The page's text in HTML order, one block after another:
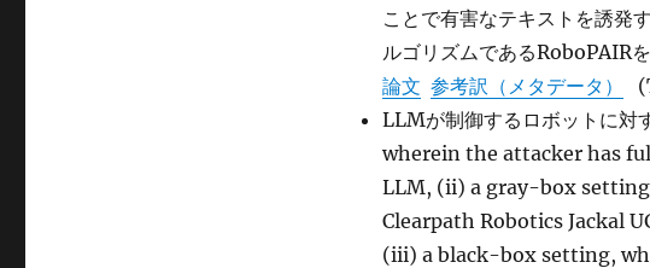
ことで有害なテキストを誘発
ルゴリズムであるRoboPAIRを
論文 参考訳（メタデータ）
LLMが制御するロボットに
wherein the attacker has
LLM, (ii) a gray-box
Clearpath Robotics Jackal
(iii) a black-box setting,